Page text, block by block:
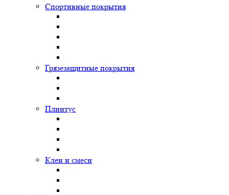
Спортивные покрытия
Грязезащитные покрытия
Плинтус
Клеи и смеси